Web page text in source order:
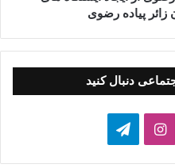
زائر پیاده رضوی
دنبال کنید
اینستاگرامتلگرام